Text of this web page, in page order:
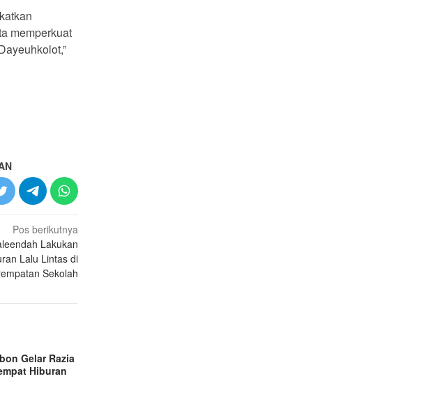
memperkuat
Pos berikutnya
Lakukan
Lalu Lintas di
Sekolah
Gelar Razia
Hiburan